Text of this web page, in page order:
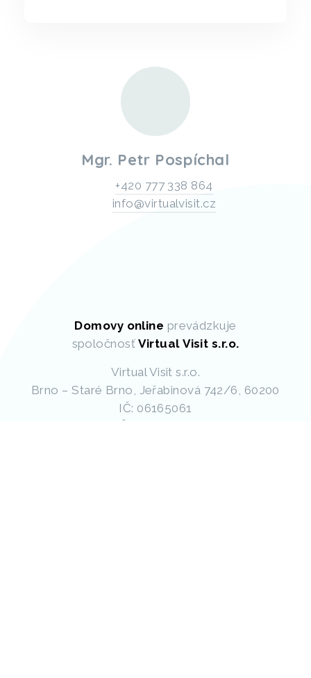
Mgr. Petr Pospíchal
+420 777 338 864
info@virtualvisit.cz
Domovy online prevádzkuje
spoločnosťVirtual Visit s.r.o.
Virtual Visit s.r.o.
Brno – Staré Brno, Jeřabinová 742/6, 60200
IČ: 06165061
DIČ: CZ06165061